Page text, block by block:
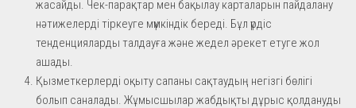
жасайды. Чек-парақтар мен бақылау карталарын пайдалану
нәтижелерді тіркеуге мүмкіндік береді. Бұл үрдіс
тенденцияларды талдауға және жедел әрекет етуге жол
ашады.
Қызметкерлерді оқыту сапаны сақтаудың негізгі бөлігі
болып саналады. Жұмысшылар жабдықты дұрыс қолдануды